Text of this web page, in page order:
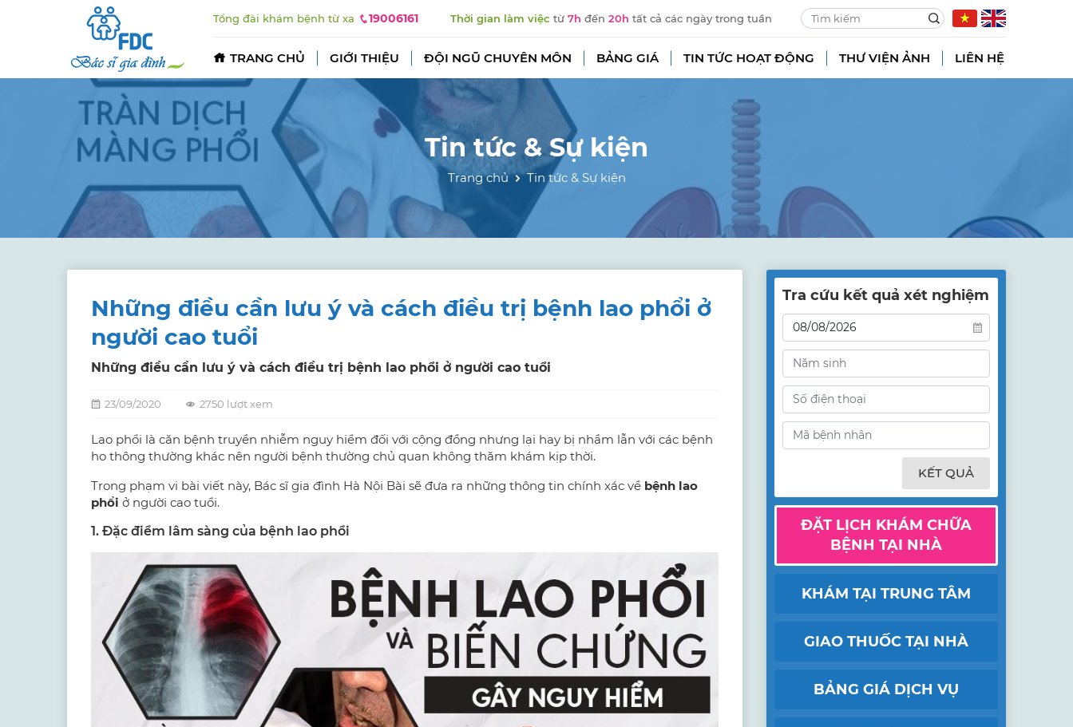
Tổng đài khám bệnh từ xa 19006161 Thời gian làm việc từ 7h đến 20h tất cả các ngày trong tuần
TRANG CHỦ GIỚI THIỆU ĐỘI NGŨ CHUYÊN MÔN BẢNG GIÁ TIN TỨC HOẠT ĐỘNG THƯ VIỆN ẢNH LIÊN HỆ
Tin tức & Sự kiện
Trang chủ Tin tức & Sự kiện
Những điều cần lưu ý và cách điều trị bệnh lao phổi ở
người cao tuổi
Những điều cần lưu ý và cách điều trị bệnh lao phổi ở người cao tuổi
23/09/2020 2750 lượt xem
Lao phổi là căn bệnh truyền nhiễm nguy hiểm đối với cộng đồng nhưng lại hay bị nhầm lẫn với các bệnh
ho thông thường khác nên người bệnh thường chủ quan không thăm khám kịp thời.
Trong phạm vi bài viết này, Bác sĩ gia đình Hà Nội Bài sẽ đưa ra những thông tin chính xác về bệnh lao
phổi ở người cao tuổi.
1. Đặc điểm lâm sàng của bệnh lao phổi
Tra cứu kết quả xét nghiệm
KẾT QUẢ
ĐẶT LỊCH KHÁM CHỮA
BỆNH TẠI NHÀ
KHÁM TẠI TRUNG TÂM
GIAO THUỐC TẠI NHÀ
BẢNG GIÁ DỊCH VỤ